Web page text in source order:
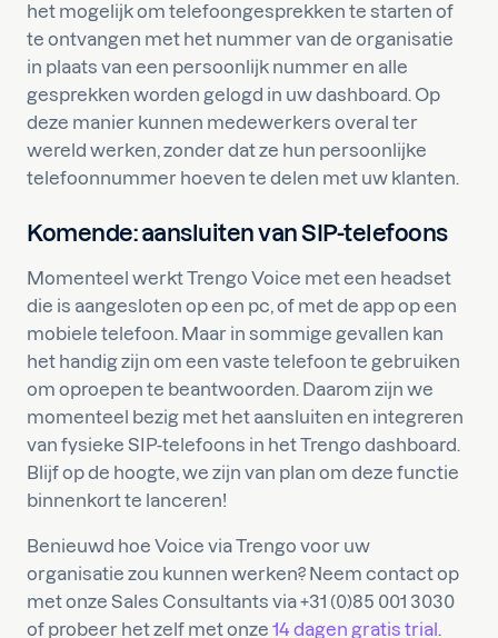
het mogelijk om telefoongesprekken te starten of
te ontvangen met het nummer van de organisatie
in plaats van een persoonlijk nummer en alle
gesprekken worden gelogd in uw dashboard. Op
deze manier kunnen medewerkers overal ter
wereld werken, zonder dat ze hun persoonlijke
telefoonnummer hoeven te delen met uw klanten.
Komende: aansluiten van SIP-telefoons
Momenteel werkt Trengo Voice met een headset
die is aangesloten op een pc, of met de app op een
mobiele telefoon. Maar in sommige gevallen kan
het handig zijn om een vaste telefoon te gebruiken
om oproepen te beantwoorden. Daarom zijn we
momenteel bezig met het aansluiten en integreren
van fysieke SIP-telefoons in het Trengo dashboard.
Blijf op de hoogte, we zijn van plan om deze functie
binnenkort te lanceren!
Benieuwd hoe Voice via Trengo voor uw
organisatie zou kunnen werken? Neem contact op
met onze Sales Consultants via +31 (0)85 001 3030
of probeer het zelf met onze 14 dagen gratis trial.